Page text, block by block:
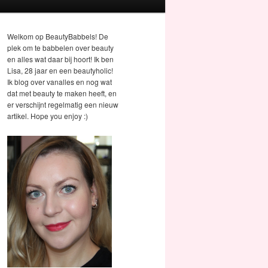
Welkom op BeautyBabbels! De
plek om te babbelen over beauty
en alles wat daar bij hoort! Ik ben
Lisa, 28 jaar en een beautyholic!
Ik blog over vanalles en nog wat
dat met beauty te maken heeft, en
er verschijnt regelmatig een nieuw
artikel. Hope you enjoy :)